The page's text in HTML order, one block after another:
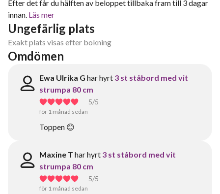
Efter det får du hälften av beloppet tillbaka fram till 3 dagar
innan. Läs mer
Ungefärlig plats
Exakt plats visas efter bokning
Omdömen
Ewa Ulrika G har hyrt 3 st ståbord med vit
strumpa 80 cm
5/5
för 1 månad sedan
Toppen 😊
Maxine T har hyrt 3 st ståbord med vit
strumpa 80 cm
5/5
för 1 månad sedan